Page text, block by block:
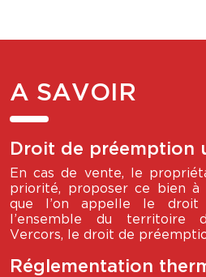
A SAVOIR
Droit de préemption
En cas de vente, le
priorité, proposer ce bien à
que l’on appelle le droit
l’ensemble du territoire
Vercors, le droit de
Réglementation